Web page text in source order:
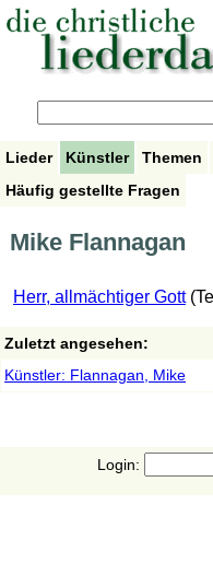
Lieder Künstler Themen
Häufig gestellte Fragen
Mike Flannagan
Herr, allmächtiger Gott
Zuletzt angesehen:
Künstler: Flannagan, Mike
Login: